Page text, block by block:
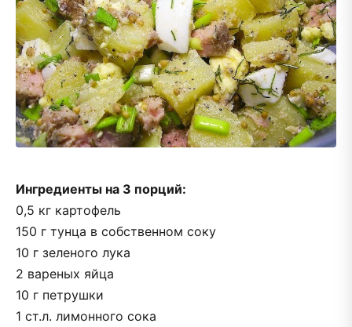
Ингредиенты на 3 порций:
0,5 кг картофель
150 г тунца в собственном соку
10 г зеленого лука
2 вареных яйца
10 г петрушки
1 ст.л. лимонного сока